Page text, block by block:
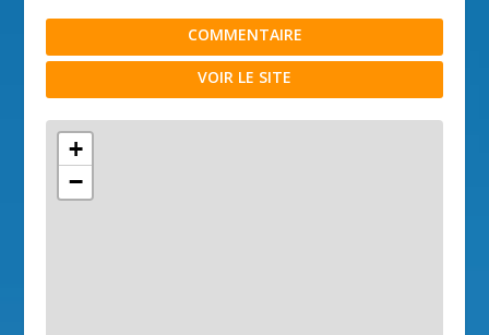
COMMENTAIRE
VOIR LE SITE
+
−